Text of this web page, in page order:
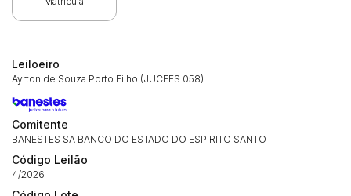
Leiloeiro
Ayrton de Souza Porto Filho (JUCEES 058)
Comitente
BANESTES SA BANCO DO ESTADO DO ESPIRITO SANTO
Código Leilão
4/2026
Envie sua Proposta
(Art. 895, CPC)
14/04/2025 18:43:11 TIAGOFELIPE
Clique aqui para fazer login